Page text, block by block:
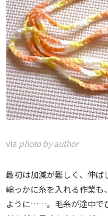
via photo by author
最初は加減が難しく、伸ば
輪っかに糸を入れる作業も
ように……。毛糸が途中で